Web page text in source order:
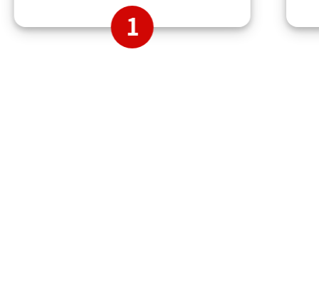
1